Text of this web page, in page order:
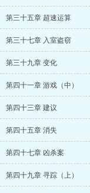
第三十五章 超速运算
第三十七章 入室盗窃
第三十九章 变化
第四十一章 游戏（中）
第四十三章 建议
第四十五章 消失
第四十七章 凶杀案
第四十九章 寻踪（上）